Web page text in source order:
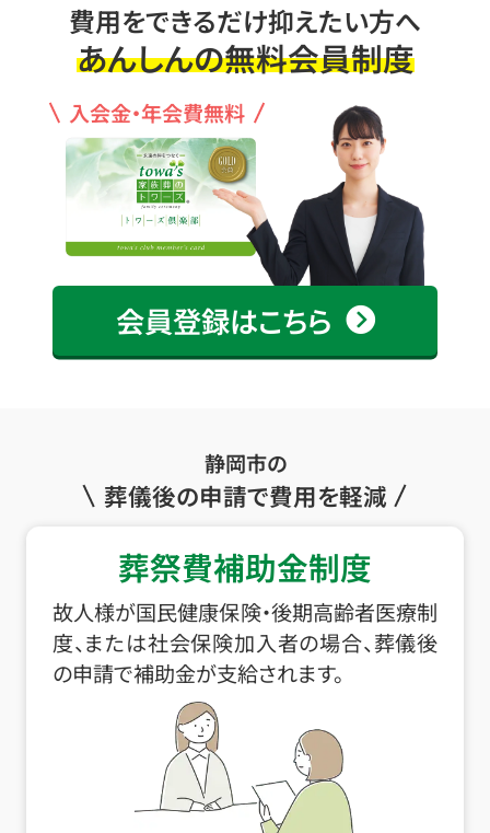
費用をできるだけ抑えたい方へ
あんしんの無料会員制度
入会金・年会費無料
会員登録はこちら
静岡市の
葬儀後の申請で費用を軽減
葬祭費補助金制度
故人様が国民健康保険・後期高齢者医療制
度、または社会保険加入者の場合、葬儀後
の申請で補助金が支給されます。